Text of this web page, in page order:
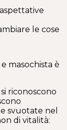
le cose
masochista è
riconoscono
svuotate nel
di vitalità: